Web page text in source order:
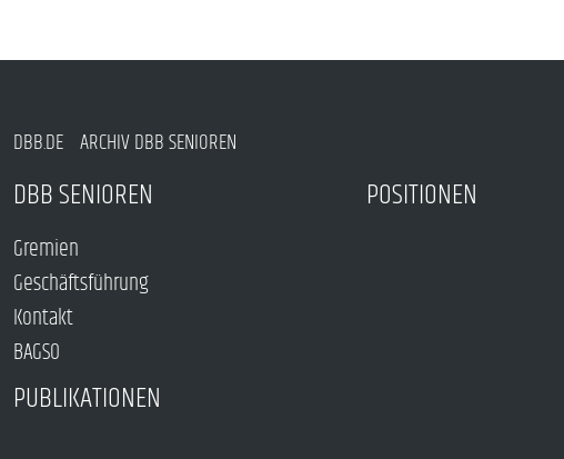
DBB.DE ARCHIV DBB SENIOREN
DBB SENIOREN
Gremien
Geschäftsführung
Kontakt
BAGSO
POSITIONEN
PUBLIKATIONEN